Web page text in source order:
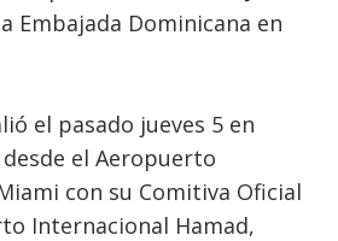
Embajada Dominicana en
el pasado jueves 5 en
el Aeropuerto
con su Comitiva Oficial
Internacional Hamad,